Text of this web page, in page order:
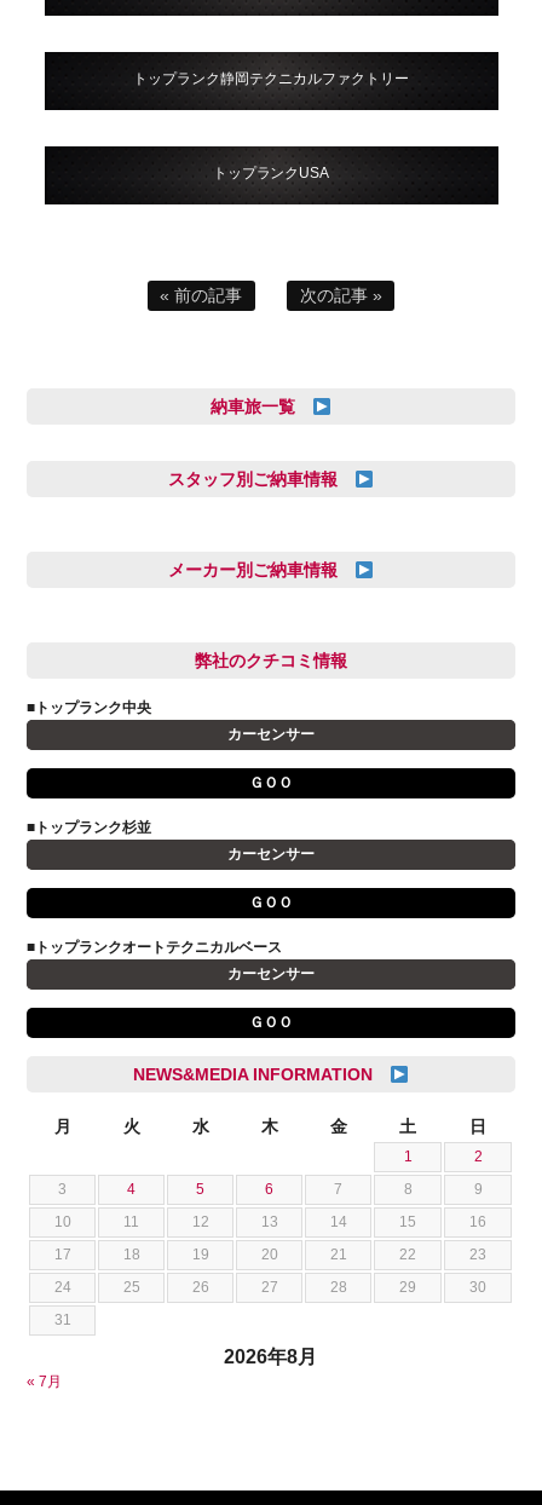
トップランク静岡テクニカルファクトリー
トップランクUSA
« 前の記事 次の記事 »
納車旅一覧
スタッフ別ご納車情報
多田 健人
小澤 孝久
小野 利公
山本 大輔
岩井 裕一
横井 直樹
石川 成一郎
荒居 力哉
荻野 雅史
菊池 大誠
藤本 京弥
西川 諒
メーカー別ご納車情報
FIAT
アストンマーティン
アルファロメオ
キャデラック
クライスラー
クライスラージープ
スズキ
ダッジ
テスラ
トヨタ
ニッサン
フェラーリ
フォルクスワーゲン
ポルシェ
弊社のクチコミ情報
■トップランク中央
カーセンサー
ＧＯＯ
■トップランク杉並
カーセンサー
ＧＯＯ
■トップランクオートテクニカルベース
カーセンサー
ＧＯＯ
NEWS&MEDIA INFORMATION
2026年8月
月 火 水 木 金 土 日
1
2
3
4 5 6 7 8
9
10
11 12 13 14 15
16
17
18 19 20 21 22
23
24
25 26 27 28 29
30
31
« 7月